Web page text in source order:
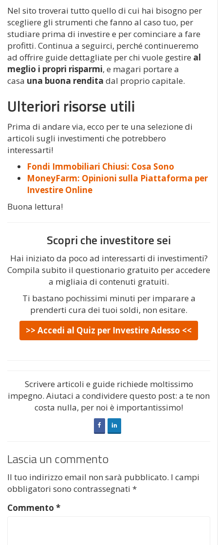
Nel sito troverai tutto quello di cui hai bisogno per
scegliere gli strumenti che fanno al caso tuo, per
studiare prima di investire e per cominciare a fare
profitti. Continua a seguirci, perché continueremo
ad offrire guide dettagliate per chi vuole gestire al
meglio i propri risparmi, e magari portare a
casa una buona rendita dal proprio capitale.
Ulteriori risorse utili
Prima di andare via, ecco per te una selezione di
articoli sugli investimenti che potrebbero
interessarti!
Fondi Immobiliari Chiusi: Cosa Sono
MoneyFarm: Opinioni sulla Piattaforma per
Investire Online
Buona lettura!
Scopri che investitore sei
Hai iniziato da poco ad interessarti di investimenti?
Compila subito il questionario gratuito per accedere
a migliaia di contenuti gratuiti.
Ti bastano pochissimi minuti per imparare a
prenderti cura dei tuoi soldi, non esitare.
>> Accedi al Quiz per Investire Adesso <<
Scrivere articoli e guide richiede moltissimo
impegno. Aiutaci a condividere questo post: a te non
costa nulla, per noi è importantissimo!
Lascia un commento
Il tuo indirizzo email non sarà pubblicato. I campi
obbligatori sono contrassegnati *
Commento *